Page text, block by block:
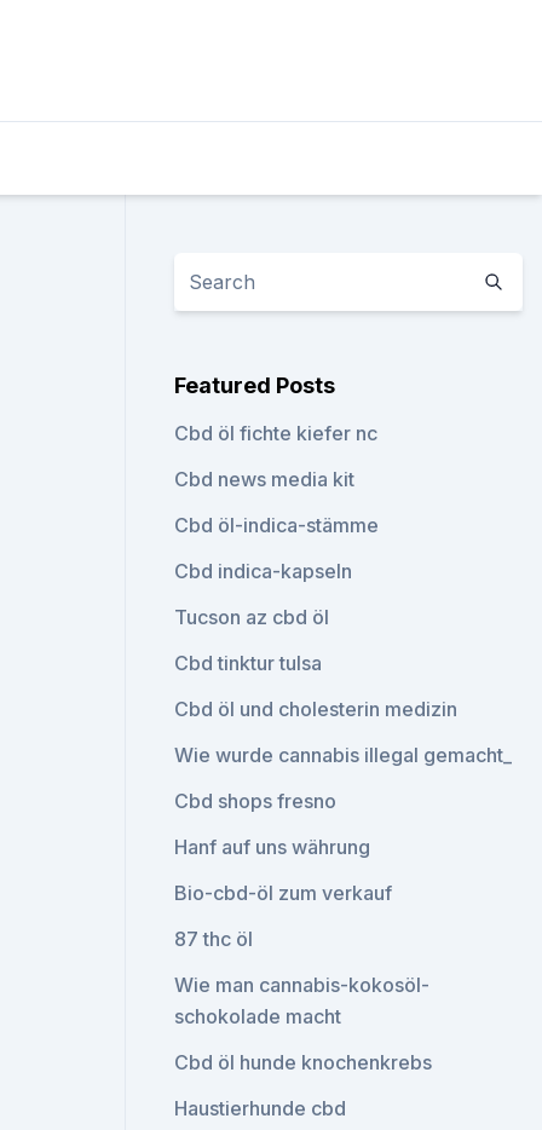
Featured Posts
Cbd öl fichte kiefer nc
Cbd news media kit
Cbd öl-indica-stämme
Cbd indica-kapseln
Tucson az cbd öl
Cbd tinktur tulsa
Cbd öl und cholesterin medizin
Wie wurde cannabis illegal gemacht_
Cbd shops fresno
Hanf auf uns währung
Bio-cbd-öl zum verkauf
87 thc öl
Wie man cannabis-kokosöl-
schokolade macht
Cbd öl hunde knochenkrebs
Haustierhunde cbd